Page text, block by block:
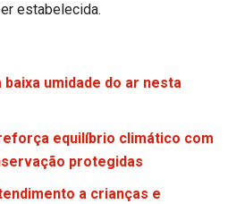
estabelecida.
baixa umidade do ar nesta
equilíbrio climático com
protegidas
a crianças e